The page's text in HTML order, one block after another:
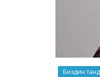
Биздин